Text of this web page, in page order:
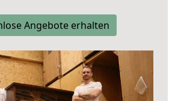
Angebote erhalten